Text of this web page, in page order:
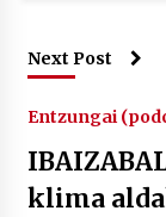
Next Post
Entzungai
klima